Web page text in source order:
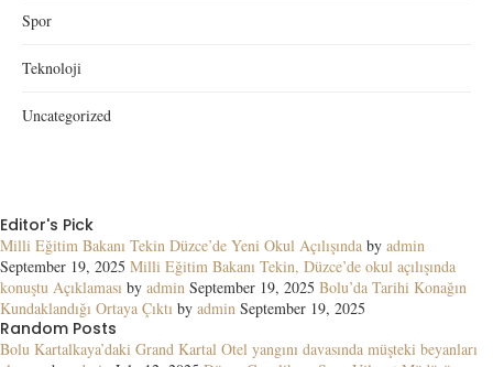
Spor
Teknoloji
Uncategorized
Editor's Pick
Milli Eğitim Bakanı Tekin Düzce’de Yeni Okul Açılışında by admin
September 19, 2025 Milli Eğitim Bakanı Tekin, Düzce’de okul açılışında
konuştu Açıklaması by admin September 19, 2025 Bolu’da Tarihi Konağın
Kundaklandığı Ortaya Çıktı by admin September 19, 2025
Random Posts
Bolu Kartalkaya’daki Grand Kartal Otel yangını davasında müşteki beyanları